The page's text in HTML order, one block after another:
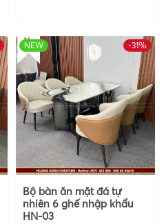
-31%
NEW
Bộ bàn ăn mặt đá tự
nhiên 6 ghế nhập khẩu
HN-03